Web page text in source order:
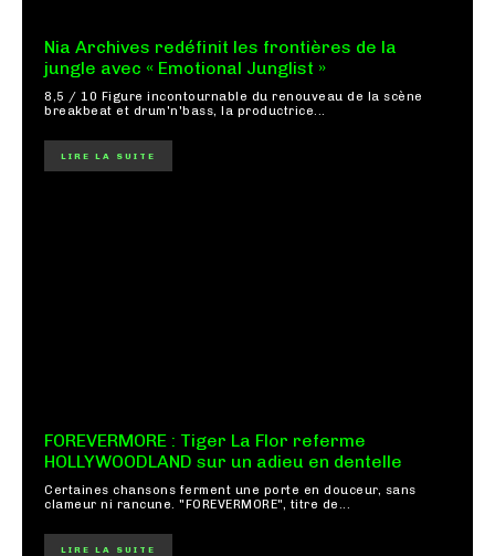
Nia Archives redéfinit les frontières de la
jungle avec « Emotional Junglist »
8,5 / 10 Figure incontournable du renouveau de la scène
breakbeat et drum'n'bass, la productrice...
LIRE LA SUITE
FOREVERMORE : Tiger La Flor referme
HOLLYWOODLAND sur un adieu en dentelle
Certaines chansons ferment une porte en douceur, sans
clameur ni rancune. "FOREVERMORE", titre de...
LIRE LA SUITE